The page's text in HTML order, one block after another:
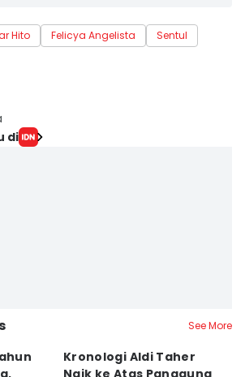
Hito Felicya Angelista
Sentul
di
See More
Kronologi Aldi Taher
Naik ke Atas Panggung